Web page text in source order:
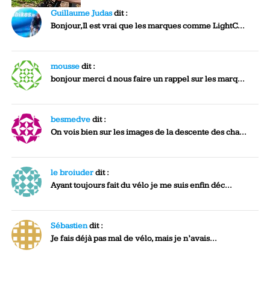
Guillaume Judasdit :
Bonjour,Il est vrai que les marques comme LightC...
moussedit :
bonjour merci d nous faire un rappel sur les marq...
besmedvedit :
On vois bien sur les images de la descente des cha...
le broiuderdit :
Ayant toujours fait du vélo je me suis enfin déc...
Sébastiendit :
Je fais déjà pas mal de vélo, mais je n’avais...